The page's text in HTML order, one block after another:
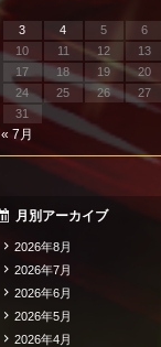
3
4 5 6
10
11 12 13
17
18 19 20
24
25 26 27
31
« 7月
月別アーカイブ
2026年8月
2026年7月
2026年6月
2026年5月
2026年4月